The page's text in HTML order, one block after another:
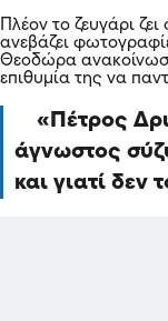
Πλέον το ζευγάρι
ανεβάζει
Θεοδώρα
επιθυμία της να
Πέτρος
άγνωστος
και γιατί δεν